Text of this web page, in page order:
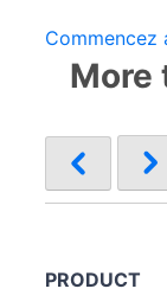
Commencez
More
PRODUCT